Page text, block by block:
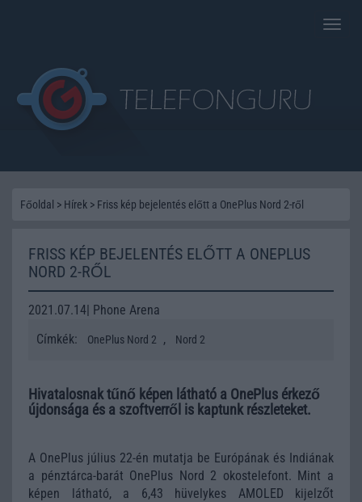
Toggle
Főoldal > Hírek > Friss kép bejelentés előtt a OnePlus Nord 2-ről
FRISS KÉP BEJELENTÉS ELŐTT A ONEPLUS
NORD 2-RŐL
2021.07.14| Phone Arena
Címkék:
OnePlus Nord 2 , Nord 2
Hivatalosnak tűnő képen látható a OnePlus érkező
újdonsága és a szoftverről is kaptunk részleteket.
A OnePlus július 22-én mutatja be Európának és Indiának
a pénztárca-barát OnePlus Nord 2 okostelefont. Mint a
képen látható, a 6,43 hüvelykes AMOLED kijelzőt